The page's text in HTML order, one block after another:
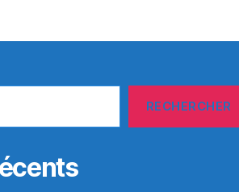
RECHERCHER